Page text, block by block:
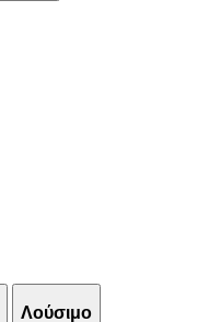
Λούσιμο